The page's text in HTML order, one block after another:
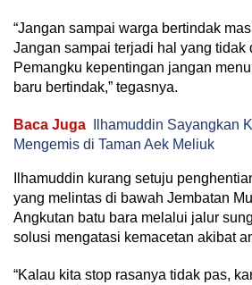
“Jangan sampai warga bertindak
Jangan sampai terjadi hal yang tidak
Pemangku kepentingan jangan
baru bertindak,” tegasnya.
Baca Juga
Ilhamuddin Sayangkan
Mengemis di Taman Aek Meliuk
Ilhamuddin kurang setuju
yang melintas di bawah Jembatan
Angkutan batu bara melalui jalur
solusi mengatasi kemacetan akibat
“Kalau kita stop rasanya tidak pas,